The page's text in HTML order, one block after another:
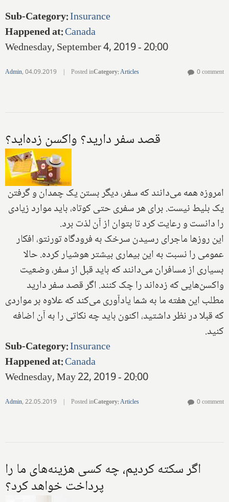
Sub-Category:Insurance
Happened at:Canada
Wednesday, September 4, 2019 - 20:00
Admin,04.09.2019 | Posted inCategory:Articles 0 comment
قصد سفر دارید؟ واکسن زده‌اید؟
امروزه همه می‌دانند که سفر، دیگر بستن یک چمدان و گرفتن
یک بلیط نیست. برای هر سفری حتی کوتاه، باید موارد زیادی
را دانست و رعایت کرد تا بتوان از آن لذت برد.
این روزها ماجرای رسیدن سرخک به فرودگاه تورنتو، افکار
عمومی را نسبت به این بیماری بیشتر هوشیار کرده. حالا
بسیاری از مسافران می‌دانند که باید قبل از سفر، وضعیت
واکسن‌هایی که زده‌اند را چک کنند. اگر قصد سفر دارید
مطلب این هفته ما به شما یادآوری می‌کند که علاوه بر مواردی
که قبلا در نظر داشتید، اکنون باید چه نکاتی را به آن اضافه
کنید.
Sub-Category:Insurance
Happened at:Canada
Wednesday, May 22, 2019 - 20:00
Admin,22.05.2019 | Posted inCategory:Articles 0 comment
اگر سکته کردیم، چه کسی هزینه‌های ما را
پرداخت خواهد کرد؟